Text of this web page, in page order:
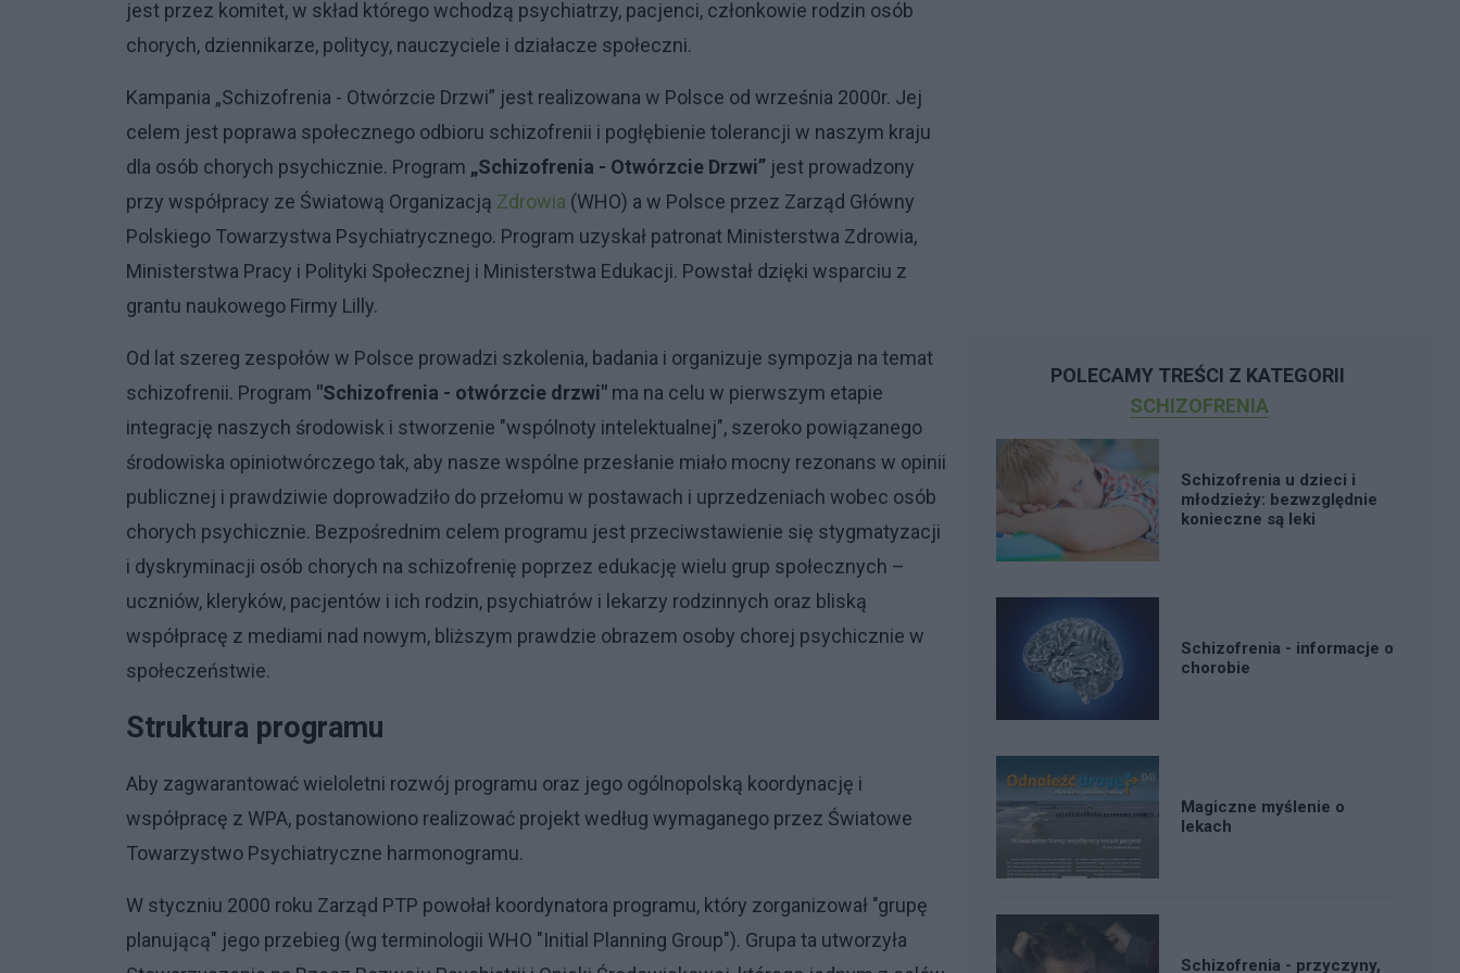
jest przez komitet, w skład którego wchodzą psychiatrzy, pacjenci, członkowie rodzin osób
chorych, dziennikarze, politycy, nauczyciele i działacze społeczni.
Kampania „Schizofrenia - Otwórzcie Drzwi” jest realizowana w Polsce od września 2000r. Jej
celem jest poprawa społecznego odbioru schizofrenii i pogłębienie tolerancji w naszym kraju
dla osób chorych psychicznie. Program „Schizofrenia - Otwórzcie Drzwi” jest prowadzony
przy współpracy ze Światową Organizacją Zdrowia (WHO) a w Polsce przez Zarząd Główny
Polskiego Towarzystwa Psychiatrycznego. Program uzyskał patronat Ministerstwa Zdrowia,
Ministerstwa Pracy i Polityki Społecznej i Ministerstwa Edukacji. Powstał dzięki wsparciu z
grantu naukowego Firmy Lilly.
Od lat szereg zespołów w Polsce prowadzi szkolenia, badania i organizuje sympozja na temat
schizofrenii. Program "Schizofrenia - otwórzcie drzwi" ma na celu w pierwszym etapie
integrację naszych środowisk i stworzenie "wspólnoty intelektualnej", szeroko powiązanego
środowiska opiniotwórczego tak, aby nasze wspólne przesłanie miało mocny rezonans w opinii
publicznej i prawdziwie doprowadziło do przełomu w postawach i uprzedzeniach wobec osób
chorych psychicznie. Bezpośrednim celem programu jest przeciwstawienie się stygmatyzacji
i dyskryminacji osób chorych na schizofrenię poprzez edukację wielu grup społecznych –
uczniów, kleryków, pacjentów i ich rodzin, psychiatrów i lekarzy rodzinnych oraz bliską
współpracę z mediami nad nowym, bliższym prawdzie obrazem osoby chorej psychicznie w
społeczeństwie.
Struktura programu
Aby zagwarantować wieloletni rozwój programu oraz jego ogólnopolską koordynację i
współpracę z WPA, postanowiono realizować projekt według wymaganego przez Światowe
Towarzystwo Psychiatryczne harmonogramu.
W styczniu 2000 roku Zarząd PTP powołał koordynatora programu, który zorganizował "grupę
planującą" jego przebieg (wg terminologii WHO "Initial Planning Group"). Grupa ta utworzyła
POLECAMY TREŚCI Z KATEGORII
SCHIZOFRENIA
Schizofrenia u dzieci i
młodzieży: bezwzględnie
konieczne są leki
Schizofrenia - informacje o
chorobie
Magiczne myślenie o
lekach
Schizofrenia - przyczyny,